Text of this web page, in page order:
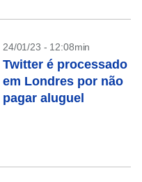
24/01/23 - 12:08min
Twitter é processado
em Londres por não
pagar aluguel